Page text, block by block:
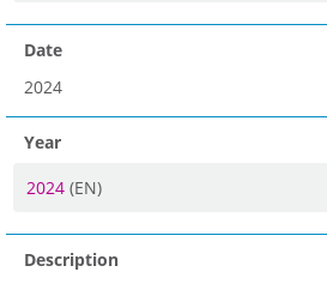
Date
2024
Year
2024 (EN)
Description